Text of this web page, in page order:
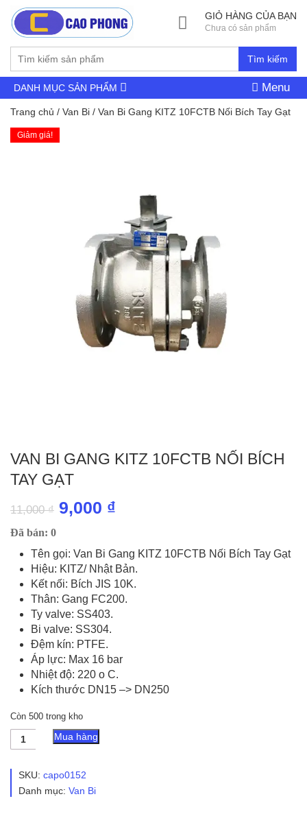
Tìm kiếm
GIỎ HÀNG CỦA BẠN
Chưa có sản phẩm
DANH MỤC SẢN PHẨM Menu
Trang chủ / Van Bi / Van Bi Gang KITZ 10FCTB Nối Bích Tay Gạt
Giảm giá!
VAN BI GANG KITZ 10FCTB NỐI BÍCH
TAY GẠT
11,000₫ Giá
là:
11,000 ₫.
9,000 ₫
tại
là:
9,000 ₫.
Đã bán: 0
Tên gọi: Van Bi Gang KITZ 10FCTB Nối Bích Tay Gạt
Hiệu: KITZ/ Nhật Bản.
Kết nối: Bích JIS 10K.
Thân: Gang FC200.
Ty valve: SS403.
Bi valve: SS304.
Đệm kín: PTFE.
Áp lực: Max 16 bar
Nhiệt độ: 220 o C.
Kích thước DN15 –> DN250
Còn 500 trong kho
Van
Bi
KITZ
Nối
Mua hàng
SKU: capo0152
Danh mục: Van Bi